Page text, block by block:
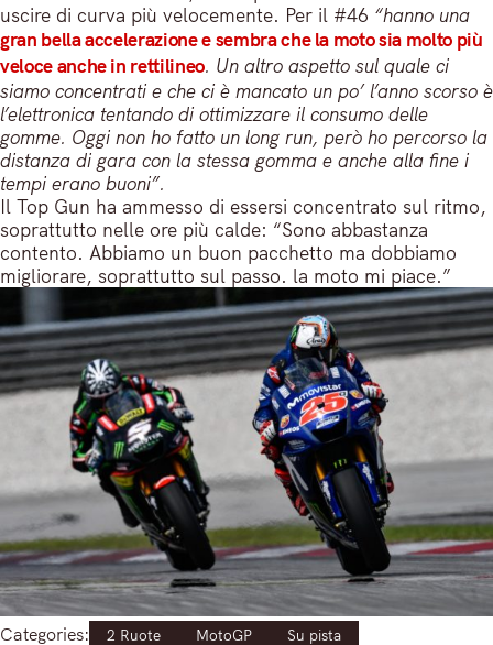
uscire di curva più velocemente. Per il #46 “hanno una
gran bella accelerazione e sembra che la moto sia molto più
veloce anche in rettilineo. Un altro aspetto sul quale ci
siamo concentrati e che ci è mancato un po’ l’anno scorso è
l’elettronica tentando di ottimizzare il consumo delle
gomme. Oggi non ho fatto un long run, però ho percorso la
distanza di gara con la stessa gomma e anche alla fine i
tempi erano buoni”.
Il Top Gun ha ammesso di essersi concentrato sul ritmo,
soprattutto nelle ore più calde: “Sono abbastanza
contento. Abbiamo un buon pacchetto ma dobbiamo
migliorare, soprattutto sul passo. la moto mi piace.”
Categories: 2 Ruote MotoGP Su pista